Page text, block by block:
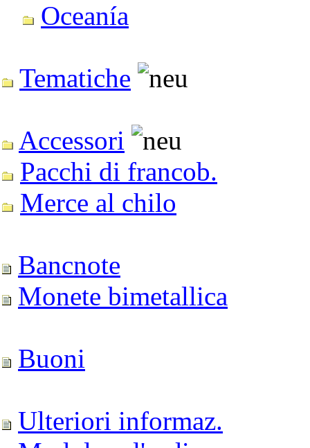
Oceanía
Tematiche
Accessori
Pacchi di francob.
Merce al chilo
Bancnote
Monete bimetallica
Buoni
Ulteriori informaz.